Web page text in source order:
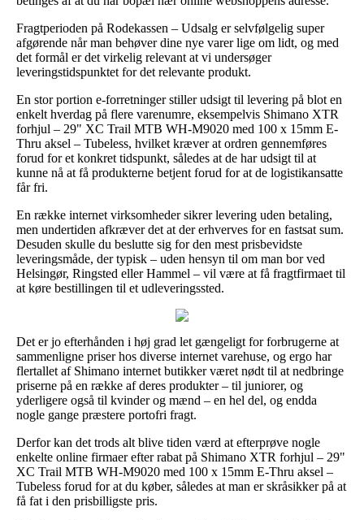
Fragtperioden på Rodekassen – Udsalg er selvfølgelig super
afgørende når man behøver dine nye varer lige om lidt, og med
det formål er det virkelig relevant at vi undersøger
leveringstidspunktet for det relevante produkt.
En stor portion e-forretninger stiller udsigt til levering på blot en
enkelt hverdag på flere varenumre, eksempelvis Shimano XTR
forhjul – 29" XC Trail MTB WH-M9020 med 100 x 15mm E-
Thru aksel – Tubeless, hvilket kræver at ordren gennemføres
forud for et konkret tidspunkt, således at de har udsigt til at
kunne nå at få produkterne betjent forud for at de logistikansatte
får fri.
En række internet virksomheder sikrer levering uden betaling,
men undertiden afkræver det at der erhverves for en fastsat sum.
Desuden skulle du beslutte sig for den mest prisbevidste
leveringsmåde, der typisk – uden hensyn til om man bor ved
Helsingør, Ringsted eller Hammel – vil være at få fragtfirmaet til
at køre bestillingen til et udleveringssted.
Det er jo efterhånden i høj grad let gængeligt for forbrugerne at
sammenligne priser hos diverse internet varehuse, og ergo har
flertallet af Shimano internet butikker været nødt til at nedbringe
priserne på en række af deres produkter – til juniorer, og
yderligere også til kvinder og mænd – en hel del, og endda
nogle gange præstere portofri fragt.
Derfor kan det trods alt blive tiden værd at efterprøve nogle
enkelte online firmaer efter rabat på Shimano XTR forhjul – 29"
XC Trail MTB WH-M9020 med 100 x 15mm E-Thru aksel –
Tubeless forud for at du køber, således at man er skråsikker på at
få fat i den prisbilligste pris.